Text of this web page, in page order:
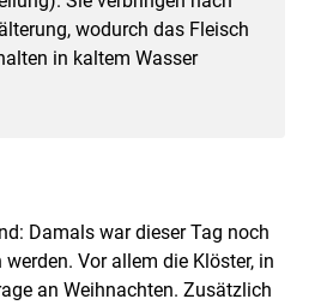
wodurch das Fleisch
in kaltem Wasser
Damals war dieser Tag noch
Vor allem die Klöster, in
an Weihnachten. Zusätzlich